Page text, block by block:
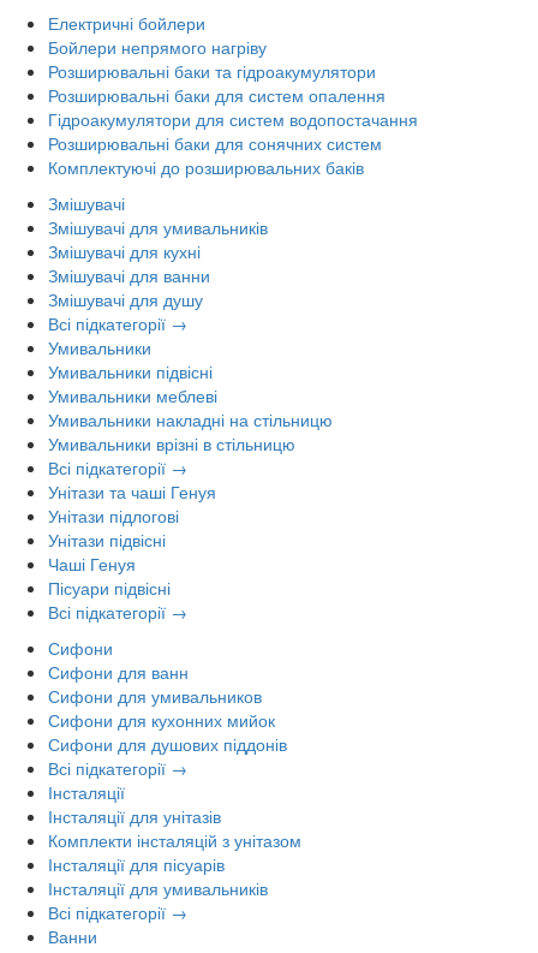
Електричні бойлери
Бойлери непрямого нагріву
Розширювальні баки та гідроакумулятори
Розширювальні баки для систем опалення
Гідроакумулятори для систем водопостачання
Розширювальні баки для сонячних систем
Комплектуючі до розширювальних баків
Змішувачі
Змішувачі для умивальників
Змішувачі для кухні
Змішувачі для ванни
Змішувачі для душу
Всі підкатегорії →
Умивальники
Умивальники підвісні
Умивальники меблеві
Умивальники накладні на стільницю
Умивальники врізні в стільницю
Всі підкатегорії →
Унітази та чаші Генуя
Унітази підлогові
Унітази підвісні
Чаші Генуя
Пісуари підвісні
Всі підкатегорії →
Сифони
Сифони для ванн
Сифони для умивальников
Сифони для кухонних мийок
Сифони для душових піддонів
Всі підкатегорії →
Інсталяції
Інсталяції для унітазів
Комплекти інсталяцій з унітазом
Інсталяції для пісуарів
Інсталяції для умивальників
Всі підкатегорії →
Ванни